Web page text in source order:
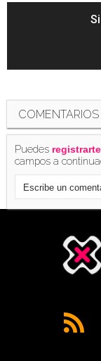
COMENTARIOS
Puedes registrarte
campos a